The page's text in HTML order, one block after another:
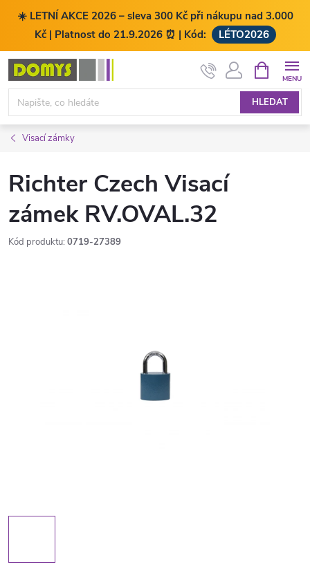
☀️ LETNÍ AKCE 2026 – sleva 300 Kč při nákupu nad 3.000
Kč | Platnost do 21.9.2026 ⏰ | Kód:
LÉTO2026
Přejít
obsah
HLEDAT
NÁKUPNÍ
KOŠÍK
Visací zámky
Richter Czech Visací
zámek RV.OVAL.32
Kód produktu: 0719-27389